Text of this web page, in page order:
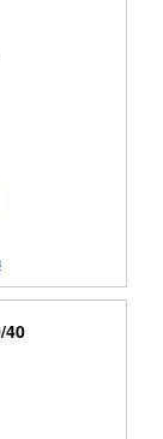
40